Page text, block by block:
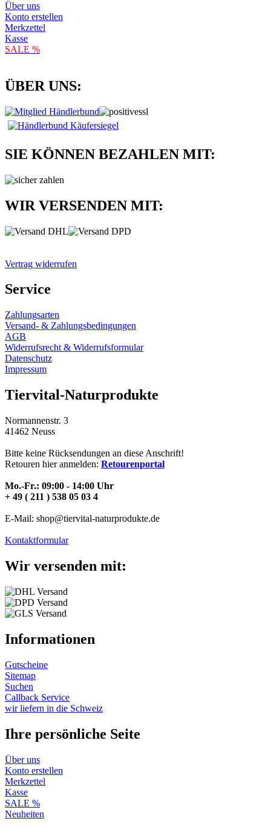
Über uns
Konto erstellen
Merkzettel
Kasse
SALE %
ÜBER UNS:
SIE KÖNNEN BEZAHLEN MIT:
WIR VERSENDEN MIT:
Vertrag widerrufen
Service
Zahlungsarten
Versand- & Zahlungsbedingungen
AGB
Widerrufsrecht & Widerrufsformular
Datenschutz
Impressum
Tiervital-Naturprodukte
Normannenstr. 3
41462 Neuss
Bitte keine Rücksendungen an diese Anschrift!
Retouren hier anmelden: Retourenportal
Mo.-Fr.: 09:00 - 14:00 Uhr
+ 49 ( 211 ) 538 05 03 4
E-Mail: shop@tiervital-naturprodukte.de
Kontaktformular
Wir versenden mit:
Informationen
Gutscheine
Sitemap
Suchen
Callback Service
wir liefern in die Schweiz
Ihre persönliche Seite
Über uns
Konto erstellen
Merkzettel
Kasse
SALE %
Neuheiten